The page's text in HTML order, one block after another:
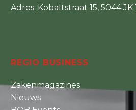
Adres: Kobaltstraat 15, 5044
REGIO BUSINESS
Zakenmagazines
Nieuws